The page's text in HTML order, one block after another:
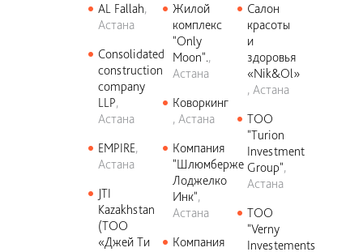
AL Fallah
Астана
Consolidated
construction
company
LLP
Астана
EMPIRE
Астана
JTI
Kazakhstan
(ТОО
«Джей Ти
Жилой
комплекс
"Only
Moon".
Астана
Коворкинг
Астана
Компания
"Шлюмберже
Лоджелко
Инк"
Астана
Компания
Салон
красоты
и
здоровья
«Nik&Ol»
Астана
ТОО
"Turion
Investment
Group"
Астана
ТОО
"Verny
Investements